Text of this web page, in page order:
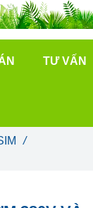
/
TƯ VẤN